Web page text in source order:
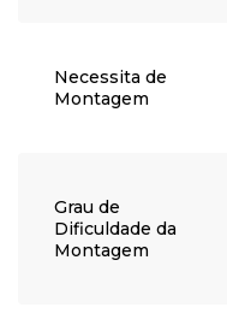
Necessita de
Montagem
Grau de
Dificuldade da
Montagem